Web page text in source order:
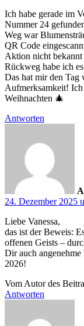
Ich habe gerade im
Nummer 24
Weg war
QR Code
Aktion nicht
Rückweg habe ich
Das hat mir den Tag
Aufmerksamkeit!
Weihnachten 🎄
Antworten
24. Dezember 2025
Liebe Vanessa,
das ist der Beweis:
offenen Geists –
Dir auch
2026!
Vom Autor des
Antworten